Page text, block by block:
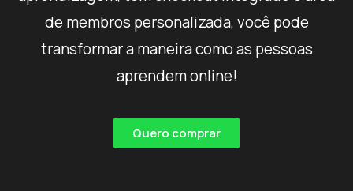
de membros personalizada, você pode
transformar a maneira como as pessoas
aprendem online!
Quero comprar